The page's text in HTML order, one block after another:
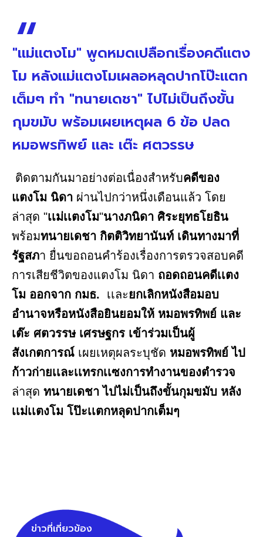
"เเม่เเตงโม" พูดหมดเปลือกเรื่องคดีเเตง
โม หลังเเม่เเตงโมเผลอหลุดปากโป๊ะเเตก
เต็มๆ ทำ "ทนายเดชา" ไปไม่เป็นถึงขั้น
กุมขมับ พร้อมเผยเหตุผล 6 ข้อ ปลด
หมอพรทิพย์ เเละ เต๊ะ ศตวรรษ
ติดตามกันมาอย่างต่อเนื่องสำหรับคดีของ
แตงโม นิดา ผ่านไปกว่าหนึ่งเดือนแล้ว โดย
ล่าสุด "เเม่เเตงโม"นางภนิดา ศิระยุทธโยธิน
พร้อมทนายเดชา กิตติวิทยานันท์ เดินทางมาที่
รัฐสภา ยื่นขอถอนคำร้องเรื่องการตรวจสอบคดี
การเสียชีวิตของแตงโม นิดา ถอดถอนคดีเเตง
โม ออกจาก กมธ.
เเละยกเลิกหนังสือมอบ
อำนาจหรือหนังสือยินยอมให้ หมอพรทิพย์ และ
เต๊ะ ศตวรรษ เศรษฐกร เข้าร่วมเป็นผู้
สังเกตการณ์ เผยเหตุผลระบุชัด หมอพรทิพย์ ไป
ก้าวก่ายเเละเเทรกเเซงการทำงานของตำรวจ
ล่าสุด ทนายเดชา ไปไม่เป็นถึงขั้นกุมขมับ หลัง
เเม่เเตงโม โป๊ะเเตกหลุดปากเต็มๆ
ข่าวที่เกี่ยวข้อง